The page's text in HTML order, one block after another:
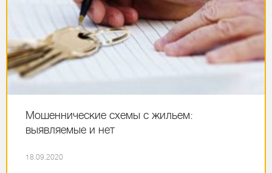
Мошеннические схемы с жильем:
выявляемые и нет
18.09.2020